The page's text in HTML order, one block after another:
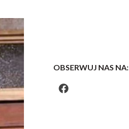
OBSERWUJ NAS NA: